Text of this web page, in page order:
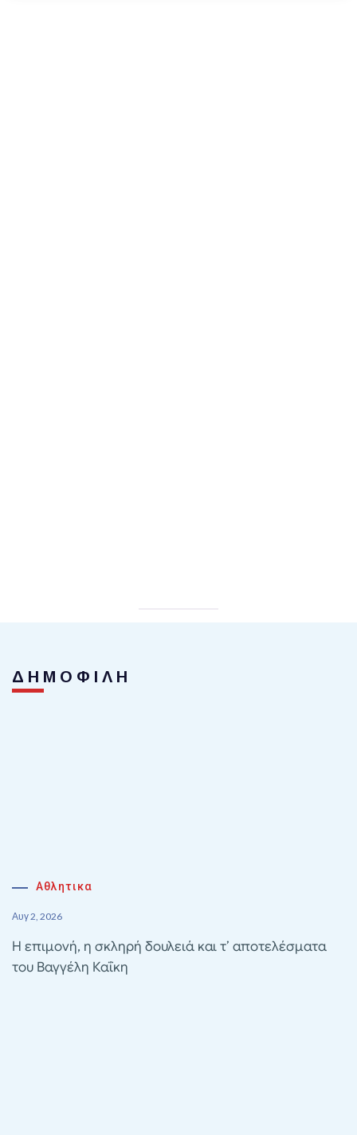
ΔΗΜΟΦΙΛΗ
Αθλητικα
Αυγ 2, 2026
Η επιμονή, η σκληρή δουλειά και τ’ αποτελέσματα
του Βαγγέλη Καΐκη